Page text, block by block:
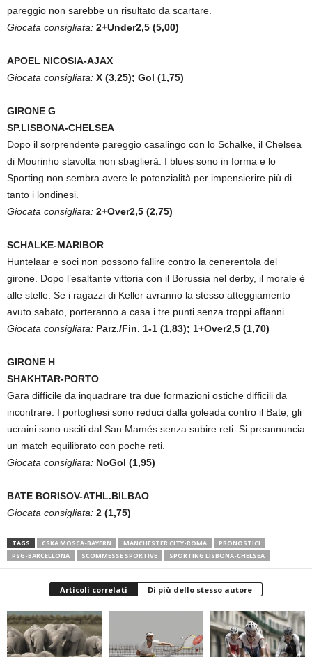
pareggio non sarebbe un risultato da scartare.
Giocata consigliata: 2+Under2,5 (5,00)
APOEL NICOSIA-AJAX
Giocata consigliata: X (3,25); Gol (1,75)
GIRONE G
SP.LISBONA-CHELSEA
Dopo il sorprendente pareggio casalingo con lo Schalke, il Chelsea
di Mourinho stavolta non sbaglierà. I blues sono in forma e lo
Sporting non sembra avere le potenzialità per impensierire più di
tanto i londinesi.
Giocata consigliata: 2+Over2,5 (2,75)
SCHALKE-MARIBOR
Huntelaar e soci non possono fallire contro la cenerentola del
girone. Dopo l’esaltante vittoria con il Borussia nel derby, il morale è
alle stelle. Se i ragazzi di Keller avranno la stesso atteggiamento
avuto sabato, porteranno a casa i tre punti senza troppi affanni.
Giocata consigliata: Parz./Fin. 1-1 (1,83); 1+Over2,5 (1,70)
GIRONE H
SHAKHTAR-PORTO
Gara difficile da inquadrare tra due formazioni ostiche difficili da
incontrare. I portoghesi sono reduci dalla goleada contro il Bate, gli
ucraini sono usciti dal San Mamés senza subire reti. Si preannuncia
un match equilibrato con poche reti.
Giocata consigliata: NoGol (1,95)
BATE BORISOV-ATHL.BILBAO
Giocata consigliata: 2 (1,75)
TAGS CSKA MOSCA-BAYERN MANCHESTER CITY-ROMA
PRONOSTICI
PSG-BARCELLONA
SCOMMESSE SPORTIVE SPORTING LISBONA-CHELSEA
Articoli correlati Di più dello stesso autore